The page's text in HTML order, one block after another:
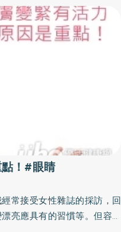
會更加活絡，表現出更有鬥
中、考取證照、記憶力增加
如何出版）
也會誘發白內障，不只白內
即使動過白內障手術，平常
內障年輕化 保護眼睛很重要
作用，導致水晶體蛋白質變
白，光線傳遞減弱，自然就
老年性白內障最常見，其他
彩炎、不當使用類固醇等藥
代人常使用3C產品，高度近
化趨勢。何元輝醫師指出，
以上年長者，現在也會看到
，因此眼鏡保護很重要。 白
公分有關白內障治療方面，
「超音波晶體乳化術併人工
口不超過0.3公分，只要局部
晶體選擇多樣化此外，現在
！#眼睛
常接受女性雜誌的採訪，回
亮應具有的習慣等。但容我